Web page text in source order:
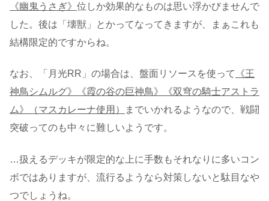
《幽鬼うさぎ》 位しか効果的なものは思い浮かびませんで
した。後は「壊獣」とかってなってきますが、まぁこれも
結構限定的ですからね。
なお、「月光RR」の場合は、盤面リソースを使って
《王
神鳥シムルグ》《霞の谷の巨神鳥》《双穹の騎士アストラ
ム》（マスカレーナ使用）
までいかれるようなので、戦闘
突破ってのも中々に難しいようです。
…扱えるデッキが限定的な上に手数もそれなりに多いコン
ボではありますが、流行るようなら対策しないと駄目なや
つでしょうね。